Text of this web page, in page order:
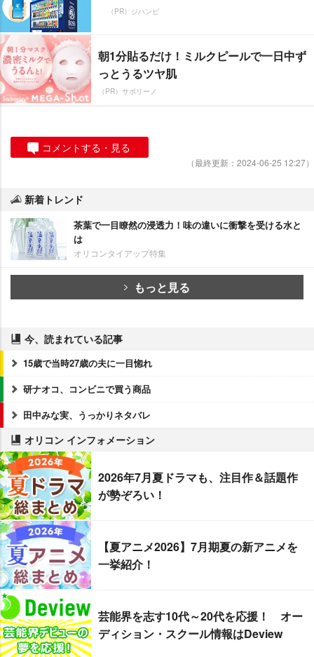
（PR）ジハンピ
朝1分貼るだけ！ミルクピールで一日中ず
っとうるツヤ肌
（PR）サボリーノ
コメントする・見る
（最終更新：2024-06-25 12:27）
新着トレンド
茶葉で一目瞭然の浸透力！味の違いに衝撃を受ける水と
は
オリコンタイアップ特集
もっと見る
今、読まれている記事
15歳で当時27歳の夫に一目惚れ
研ナオコ、コンビニで買う商品
田中みな実、うっかりネタバレ
オリコン インフォメーション
2026年7月夏ドラマも、注目作＆話題作
が勢ぞろい！
【夏アニメ2026】7月期夏の新アニメを
一挙紹介！
芸能界を志す10代～20代を応援！ オー
ディション・スクール情報はDeview